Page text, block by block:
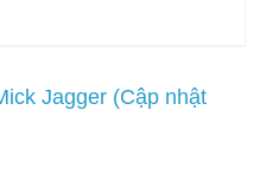
Jagger (Cập nhật